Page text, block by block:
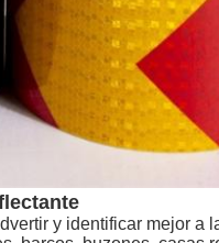
y identificar mejor